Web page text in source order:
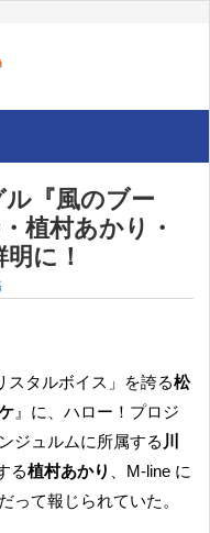
『風のブー
植村あかり・
に！
スタルボイス」を誇る松
』に、ハロー！プロジ
ジュルムに所属する 川
る植村あかり
、M-line に
って報じられていた。